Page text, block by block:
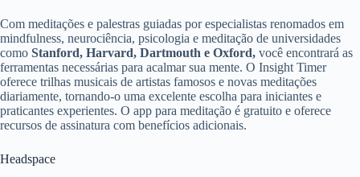
Com meditações e palestras guiadas por especialistas renomados em
mindfulness, neurociência, psicologia e meditação de universidades
como Stanford, Harvard, Dartmouth e Oxford, você encontrará as
ferramentas necessárias para acalmar sua mente. O Insight Timer
oferece trilhas musicais de artistas famosos e novas meditações
diariamente, tornando-o uma excelente escolha para iniciantes e
praticantes experientes. O app para meditação é gratuito e oferece
recursos de assinatura com benefícios adicionais.
Headspace